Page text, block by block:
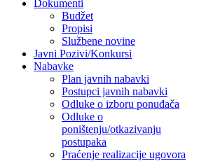
Dokumenti
Budžet
Propisi
Službene novine
Javni Pozivi/Konkursi
Nabavke
Plan javnih nabavki
Postupci javnih nabavki
Odluke o izboru ponuđača
Odluke o
poništenju/otkazivanju
postupaka
Praćenje realizacije ugovora